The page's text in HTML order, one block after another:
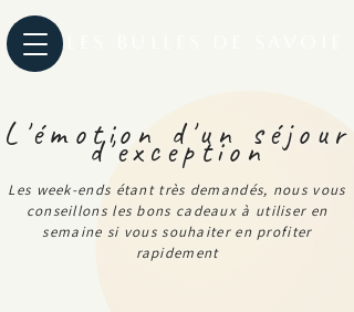
L'émotion d'un séjour
d'exception
Les week-ends étant très demandés, nous vous
conseillons les bons cadeaux à utiliser en
semaine si vous souhaiter en profiter
rapidement